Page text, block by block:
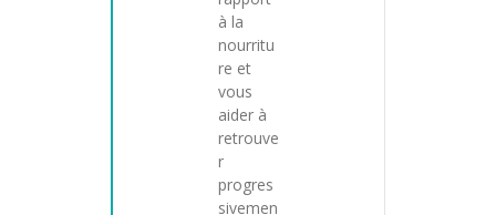
à la
nourritu
re et
vous
aider à
retrouve
r
progres
sivemen